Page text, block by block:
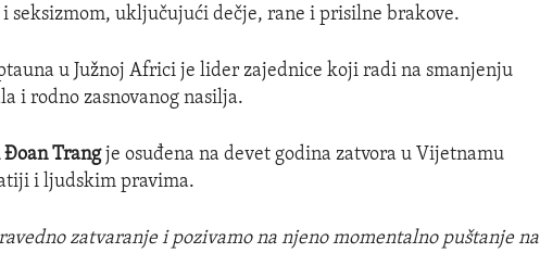
i seksizmom, uključujući dečje, rane i prisilne brakove.
u Južnoj Africi je lider zajednice koji radi na smanjenju
i rodno zasnovanog nasilja.
Đoan Trangje osuđena na devet godina zatvora u Vijetnamu
i ljudskim pravima.
zatvaranje i pozivamo na njeno momentalno puštanje na